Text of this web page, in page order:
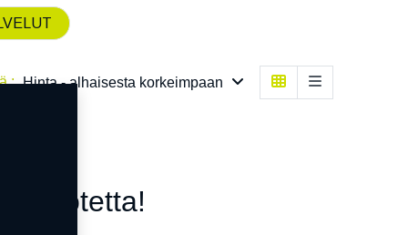
: Hinta - alhaisesta korkeimpaan
tuotetta!